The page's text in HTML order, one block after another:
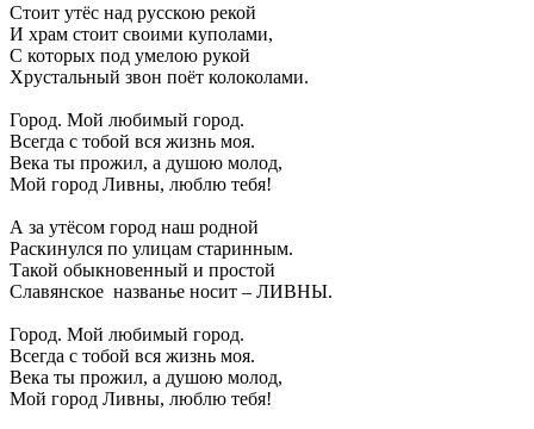
Стоит утёс над русскою рекой
И храм стоит своими куполами,
С которых под умелою рукой
Хрустальный звон поёт колоколами.
Город. Мой любимый город.
Всегда с тобой вся жизнь моя.
Века ты прожил, а душою молод,
Мой город Ливны, люблю тебя!
А за утёсом город наш родной
Раскинулся по улицам старинным.
Такой обыкновенный и простой
Славянское названье носит – ЛИВНЫ.
Город. Мой любимый город.
Всегда с тобой вся жизнь моя.
Века ты прожил, а душою молод,
Мой город Ливны, люблю тебя!